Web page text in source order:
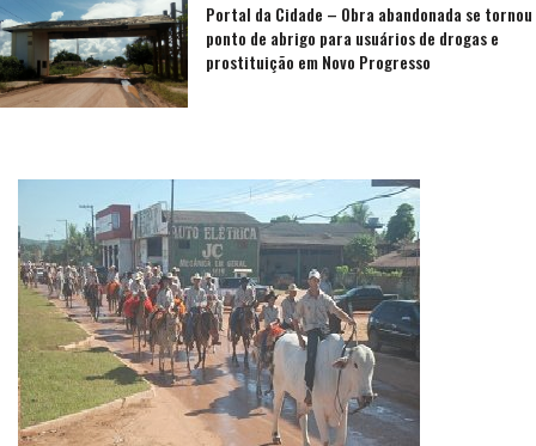
Portal da Cidade – Obra abandonada se tornou
ponto de abrigo para usuários de drogas e
prostituição em Novo Progresso